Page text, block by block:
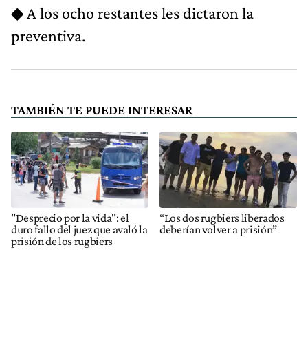
◆ A los ocho restantes les dictaron la
preventiva.
TAMBIÉN TE PUEDE INTERESAR
"Desprecio por la vida": el
duro fallo del juez que avaló la
prisión de los rugbiers
“Los dos rugbiers liberados
deberían volver a prisión”